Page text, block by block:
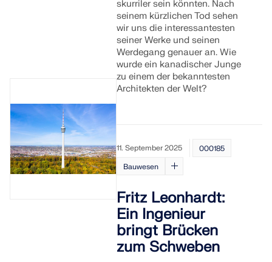
skurriler sein könnten. Nach
seinem kürzlichen Tod sehen
wir uns die interessantesten
seiner Werke und seinen
Werdegang genauer an. Wie
wurde ein kanadischer Junge
zu einem der bekanntesten
Architekten der Welt?
11. September 2025
000185
Bauwesen
Fritz Leonhardt:
Ein Ingenieur
bringt Brücken
zum Schweben